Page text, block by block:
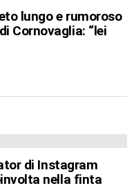
lungo e rumoroso
Cornovaglia: “lei
di Instagram
nella finta